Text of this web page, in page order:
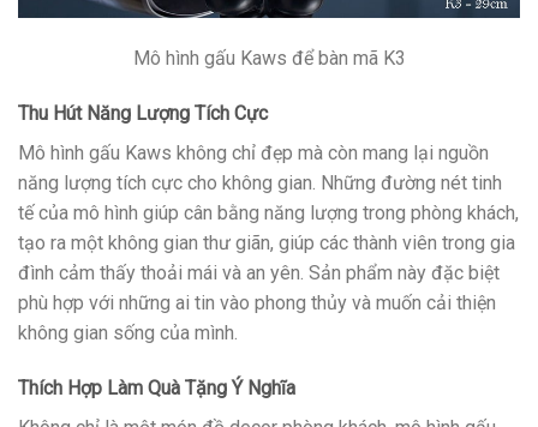
Mô hình gấu Kaws để bàn mã K3
Thu Hút Năng Lượng Tích Cực
Mô hình gấu Kaws không chỉ đẹp mà còn mang lại nguồn
năng lượng tích cực cho không gian. Những đường nét tinh
tế của mô hình giúp cân bằng năng lượng trong phòng khách,
tạo ra một không gian thư giãn, giúp các thành viên trong gia
đình cảm thấy thoải mái và an yên. Sản phẩm này đặc biệt
phù hợp với những ai tin vào phong thủy và muốn cải thiện
không gian sống của mình.
Thích Hợp Làm Quà Tặng Ý Nghĩa